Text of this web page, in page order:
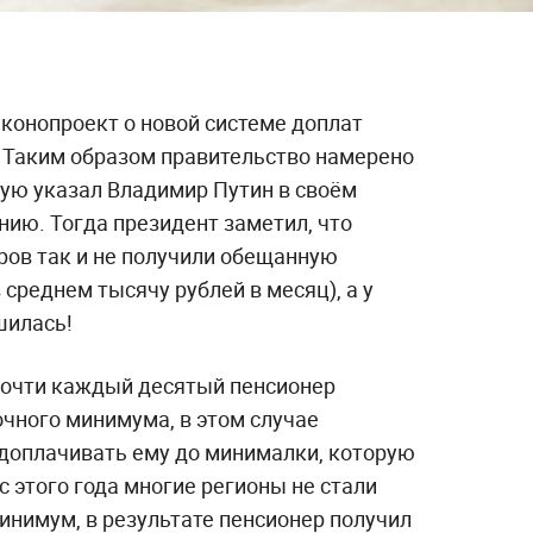
о новой системе доплат
образом правительство намерено
указал Владимир Путин в своём
Тогда президент заметил, что
так и не получили обещанную
тысячу рублей в месяц), а у
каждый десятый пенсионер
минимума, в этом случае
ему до минималки, которую
года многие регионы не стали
в результате пенсионер получил